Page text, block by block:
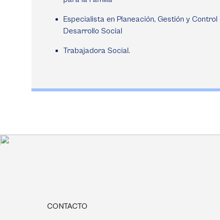
Especialista en Planeación, Gestión y Control
Desarrollo Social
Trabajadora Social.
CONTACTO